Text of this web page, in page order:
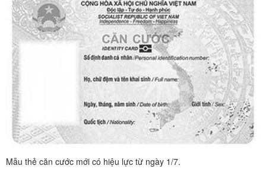
Mẫu thẻ căn cước mới có hiệu lực từ ngày 1/7.